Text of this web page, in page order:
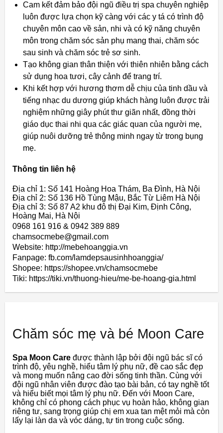
Cam kết đảm bảo đội ngũ điều trị spa chuyên nghiệp
luôn được lựa chọn kỹ càng với các y tá có trình độ
chuyên môn cao về sản, nhi và có kỹ năng chuyên
môn trong chăm sóc sản phụ mang thai, chăm sóc
sau sinh và chăm sóc trẻ sơ sinh.
Tạo không gian thân thiện với thiên nhiên bằng cách
sử dụng hoa tươi, cây cảnh để trang trí.
Khi kết hợp với hương thơm dễ chịu của tinh dầu và
tiếng nhạc du dương giúp khách hàng luôn được trải
nghiệm những giây phút thư giãn nhất, đồng thời
giáo dục thai nhi qua các giác quan của người mẹ,
giúp nuôi dưỡng trẻ thông minh ngay từ trong bụng
mẹ.
Thông tin liên hệ
Địa chỉ 1: Số 141 Hoàng Hoa Thám, Ba Đình, Hà Nội
Địa chỉ 2: Số 136 Hồ Tùng Mậu, Bắc Từ Liêm Hà Nội
Địa chỉ 3: Số 87 A2 khu đô thị Đại Kim, Định Công,
Hoàng Mai, Hà Nội
0968 161 916 & 0942 389 889
chamsocmebe@gmail.com
Website: http://mebehoanggia.vn
Fanpage: fb.com/lamdepsausinhhoanggia/
Shopee: https://shopee.vn/chamsocmebe
Tiki: https://tiki.vn/thuong-hieu/me-be-hoang-gia.html
Chăm sóc mẹ và bé Moon Care
Spa Moon Care được thành lập bởi đội ngũ bác sĩ có
trình độ, yêu nghề, hiểu tâm lý phụ nữ, đề cao sắc đẹp
và mong muốn nâng cao đời sống tinh thần. Cùng với
đội ngũ nhân viên được đào tạo bài bản, có tay nghề tốt
và hiểu biết mọi tâm lý phụ nữ. Đến với Moon Care,
không chỉ có phong cách phục vụ hoàn hảo, không gian
riêng tư, sang trọng giúp chị em xua tan mệt mỏi mà còn
lấy lại làn da và vóc dáng, tự tin trong cuộc sống.